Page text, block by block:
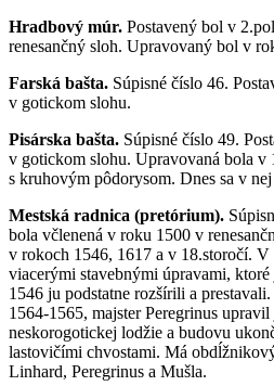
Hradbový múr. Postavený bol v
renesančný sloh. Upravovaný bol v
Farská bašta. Súpisné číslo 46.
v gotickom slohu.
Pisárska bašta. Súpisné číslo 49.
v gotickom slohu. Upravovaná bola v
s kruhovým pôdorysom. Dnes sa v nej
Mestská radnica (pretórium).
bola včlenená v roku 1500 v
v rokoch 1546, 1617 a v 18.storočí. V
viacerými stavebnými úpravami,
1546 ju podstatne rozšírili a
1564-1565, majster Peregrinus
neskorogotickej lodžie a budovu
lastovičími chvostami. Má
Linhard, Peregrinus a Mušla.